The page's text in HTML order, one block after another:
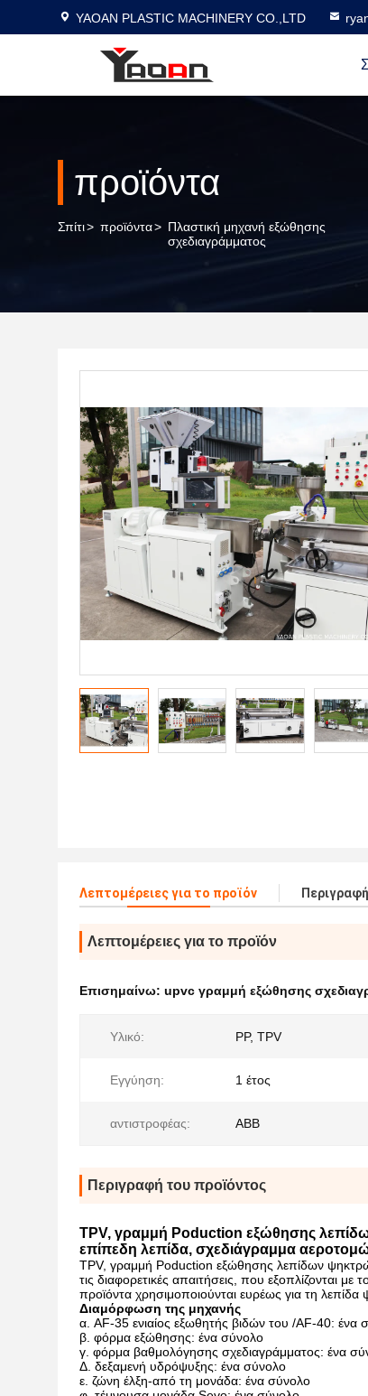
YAOAN PLASTIC MACHINERY CO.,LTD
προϊόντα
Σπίτι> προϊόντα> Πλαστική μηχανή εξώθησης
σχεδιαγράμματος
Λεπτομέρειες για το προϊόν
Λεπτομέρειες για το προϊόν
Επισημαίνω: upvc γραμμή εξώθησης
Υλικό: PP, TPV
Εγγύηση: 1 έτος
αντιστροφέας: ABB
Περιγραφή του προϊόντος
TPV, γραμμή Poduction εξώθησης
επίπεδη λεπίδα, σχεδιάγραμμα
TPV, γραμμή Poduction εξώθησης λεπίδων
τις διαφορετικές απαιτήσεις, που εξοπλίζονται
προϊόντα χρησιμοποιούνται ευρέως για τη λεπίδα
Διαμόρφωση της μηχανής
α. AF-35 ενιαίος εξωθητής βιδών του /AF-40:
β. φόρμα εξώθησης: ένα σύνολο
γ. φόρμα βαθμολόγησης σχεδιαγράμματος: ένα
Δ. δεξαμενή υδρόψυξης: ένα σύνολο
ε. ζώνη έλξη-από τη μονάδα: ένα σύνολο